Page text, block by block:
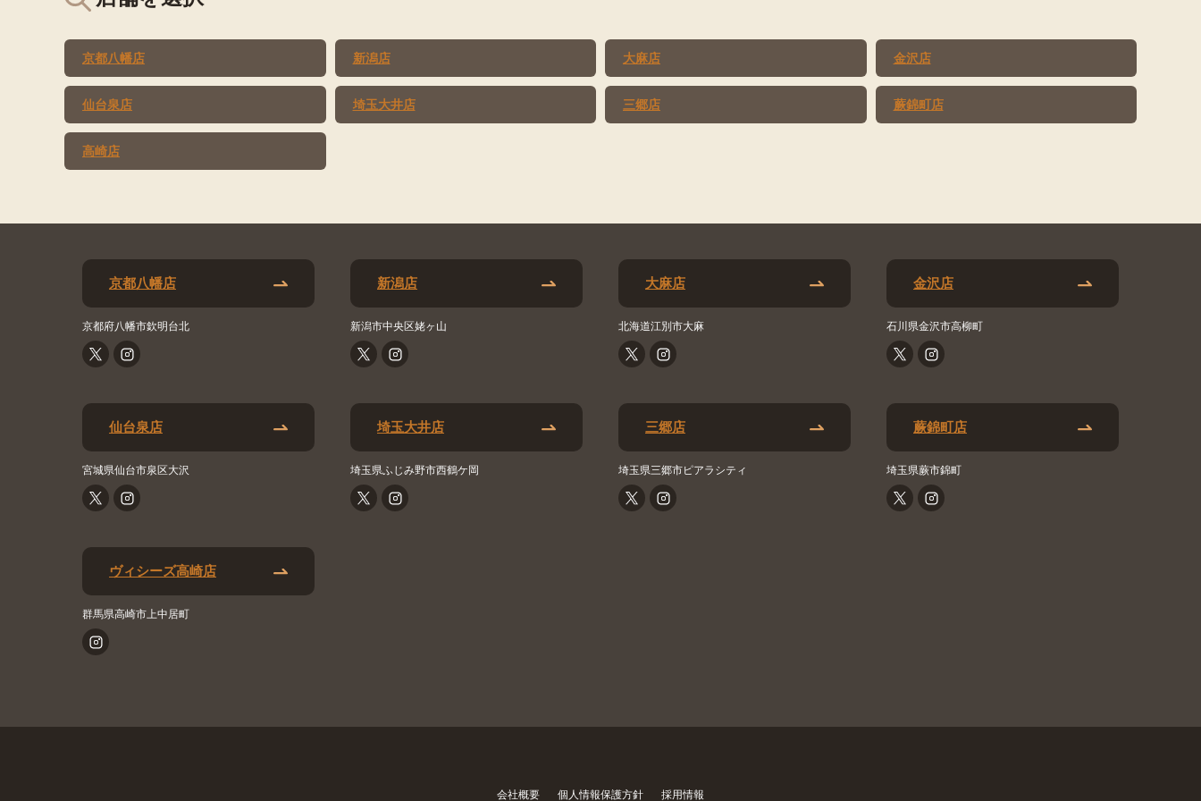
京都八幡店 新潟店 大麻店 金沢店
仙台泉店 埼玉大井店 三郷店 蕨錦町店
高崎店
京都八幡店
京都府八幡市欽明台北
新潟店
新潟市中央区姥ヶ山
大麻店
北海道江別市大麻
金沢店
石川県金沢市高柳町
仙台泉店
宮城県仙台市泉区大沢
埼玉大井店
埼玉県ふじみ野市西鶴ケ岡
三郷店
埼玉県三郷市ピアラシティ
蕨錦町店
埼玉県蕨市錦町
ヴィシーズ高崎店
群馬県高崎市上中居町
会社概要 個人情報保護方針 採用情報